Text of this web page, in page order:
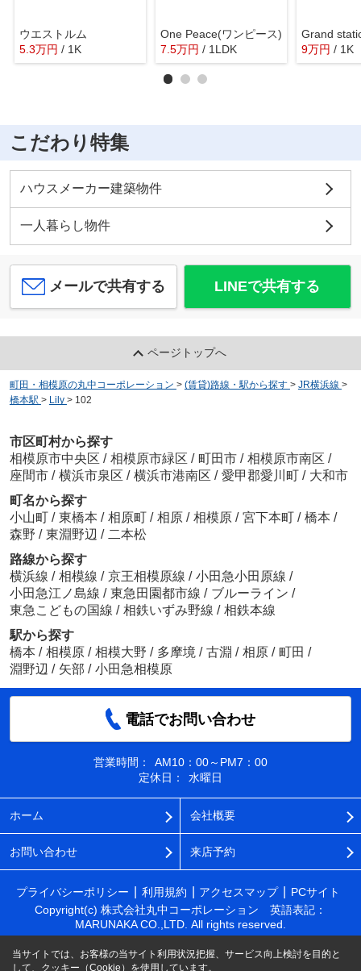
ウエストルム
5.3万円 / 1K
One Peace(ワンピース)
7.5万円 / 1LDK
Grand
9万円 / 1K
こだわり特集
ハウスメーカー建築物件
一人暮らし物件
メールで共有する LINEで共有する
ページトップへ
町田・相模原の丸中コーポレーション > (賃貸)路線・駅から探す > JR横浜線 >
橋本駅 > Lily > 102
市区町村から探す
相模原市中央区 / 相模原市緑区 / 町田市 / 相模原市南区 /
座間市 / 横浜市泉区 / 横浜市港南区 / 愛甲郡愛川町 / 大和市
町名から探す
小山町 / 東橋本 / 相原町 / 相原 / 相模原 / 宮下本町 / 橋本 /
森野 / 東淵野辺 / 二本松
路線から探す
横浜線 / 相模線 / 京王相模原線 / 小田急小田原線 /
小田急江ノ島線 / 東急田園都市線 / ブルーライン /
東急こどもの国線 / 相鉄いずみ野線 / 相鉄本線
駅から探す
橋本 / 相模原 / 相模大野 / 多摩境 / 古淵 / 相原 / 町田 /
淵野辺 / 矢部 / 小田急相模原
電話でお問い合わせ
営業時間：
AM10：00～PM7：00
定休日：
水曜日
ホーム 会社概要
お問い合わせ 来店予約
プライバシーポリシー 利用規約 アクセスマップ
PCサイト
Copyright(c) 株式会社丸中コーポレーション 英語表記：
MARUNAKA CO.,LTD. All rights reserved.
当サイトでは、お客様の当サイト利用状況把握、サービス向上検討を目的と
して、クッキー（Cookie）を使用しています。